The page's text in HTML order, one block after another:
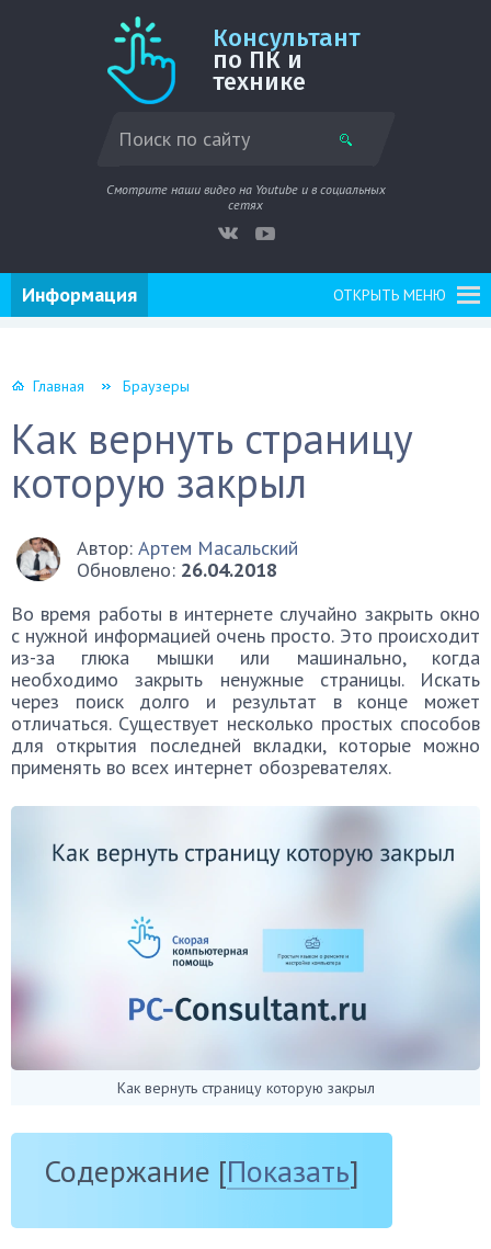
Консультант
по ПК и
технике
Смотрите наши видео на Youtube и в социальных
сетях
ОТКРЫТЬ МЕНЮ
Информация
Главная Браузеры
Как вернуть страницу
которую закрыл
Автор: Артем Масальский
Обновлено: 26.04.2018
Во время работы в интернете случайно закрыть окно
с нужной информацией очень просто. Это происходит
из-за глюка мышки или машинально, когда
необходимо закрыть ненужные страницы. Искать
через поиск долго и результат в конце может
отличаться. Существует несколько простых способов
для открытия последней вкладки, которые можно
применять во всех интернет обозревателях.
Как вернуть страницу которую закрыл
Содержание [Показать]